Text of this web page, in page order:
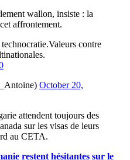
wallon, insiste : la
affrontement.
contre
October 20,
attendent toujours des
sur les visas de leurs
au CETA.
restent hésitantes sur le